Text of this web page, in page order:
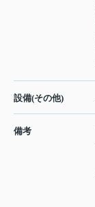
設備(その他)
備考